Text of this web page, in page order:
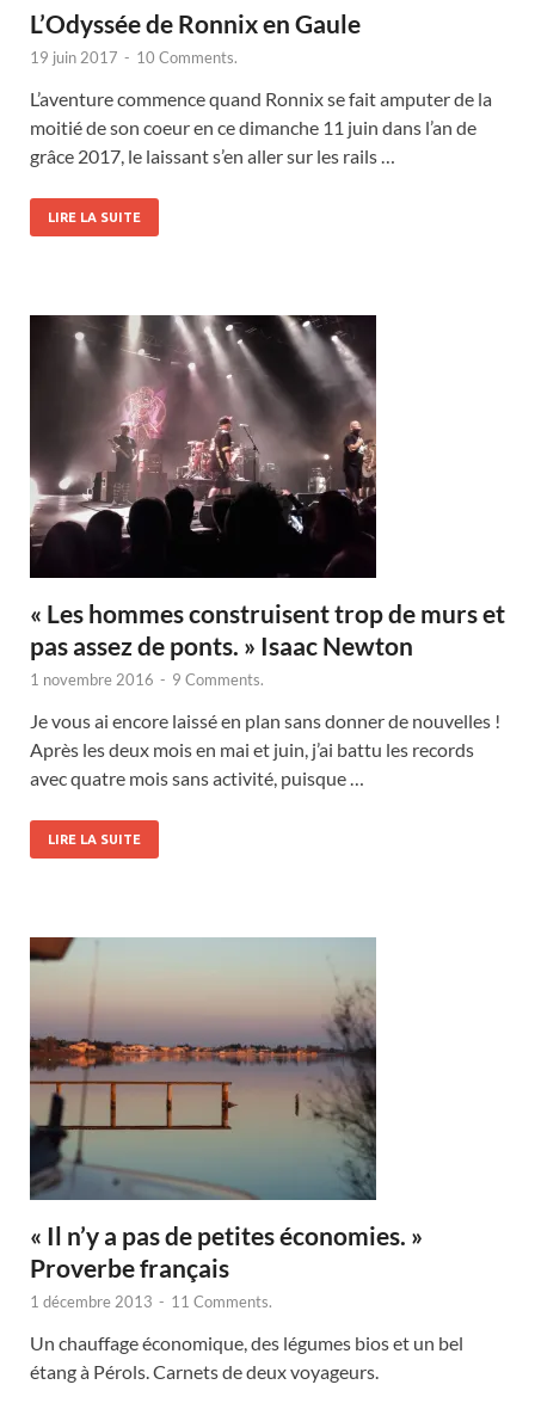
L’Odyssée de Ronnix en Gaule
19 juin 2017 - 10 Comments.
L’aventure commence quand Ronnix se fait amputer de la
moitié de son coeur en ce dimanche 11 juin dans l’an de
grâce 2017, le laissant s’en aller sur les rails …
LIRE LA SUITE
« Les hommes construisent trop de murs et
pas assez de ponts. » Isaac Newton
1 novembre 2016 - 9 Comments.
Je vous ai encore laissé en plan sans donner de nouvelles !
Après les deux mois en mai et juin, j’ai battu les records
avec quatre mois sans activité, puisque …
LIRE LA SUITE
« Il n’y a pas de petites économies. »
Proverbe français
1 décembre 2013 - 11 Comments.
Un chauffage économique, des légumes bios et un bel
étang à Pérols. Carnets de deux voyageurs.